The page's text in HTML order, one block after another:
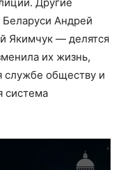
Другие
Андрей
Якимчук — делятся
их жизнь,
службе обществу и
система